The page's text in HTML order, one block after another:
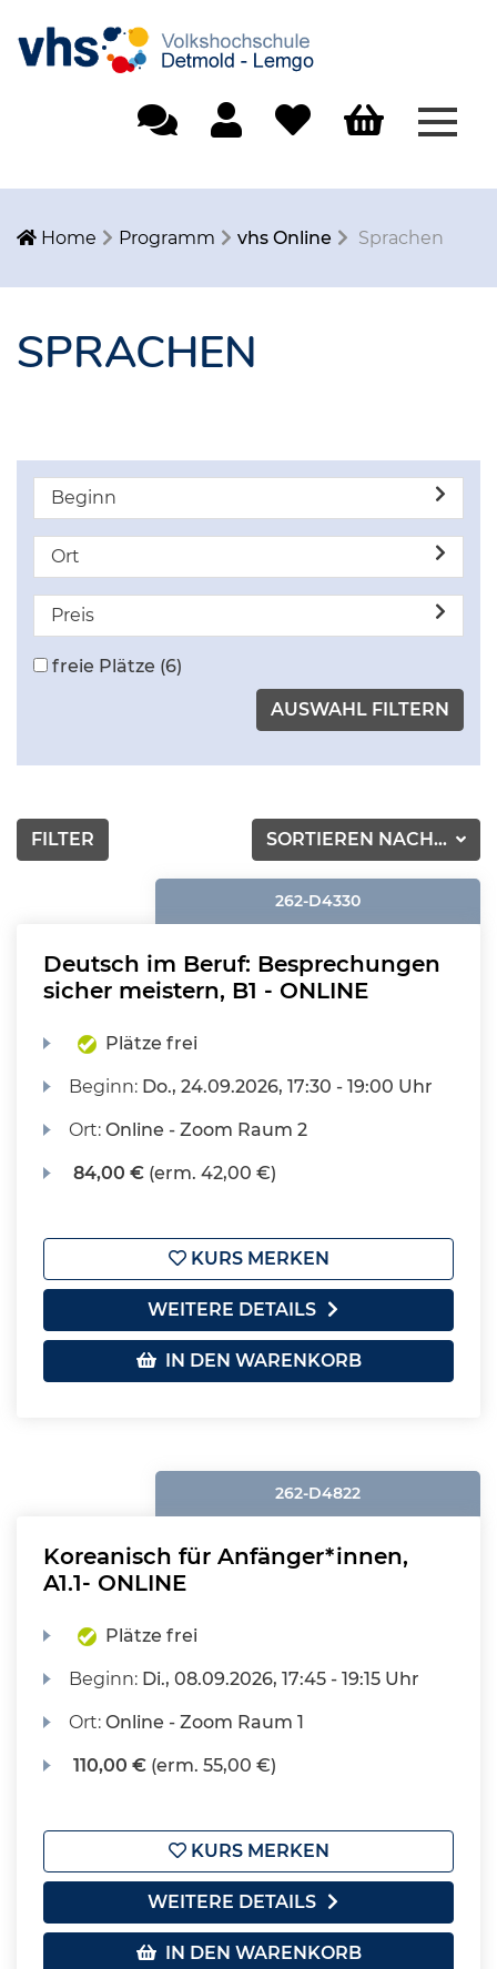
Home Programm vhs Online Sprachen
SPRACHEN
Beginn
Ort
Preis
freie Plätze (6)
SORTIEREN NACH...
FILTER
262-D4330
Deutsch im Beruf: Besprechungen
sicher meistern, B1 - ONLINE
Plätze frei
Beginn: Do., 24.09.2026, 17:30 - 19:00 Uhr
Ort:Online - Zoom Raum 2
84,00 € (erm. 42,00 €)
KURS MERKEN
WEITERE DETAILS
IN DEN WARENKORB
262-D4822
Koreanisch für Anfänger*innen,
A1.1- ONLINE
Plätze frei
Beginn: Di., 08.09.2026, 17:45 - 19:15 Uhr
Ort:Online - Zoom Raum 1
110,00 € (erm. 55,00 €)
KURS MERKEN
WEITERE DETAILS
IN DEN WARENKORB